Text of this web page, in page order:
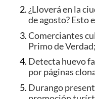
¿Lloverá en la
de agosto? Esto
Comerciantes
Primo de
Detecta huevo
por páginas
Durango